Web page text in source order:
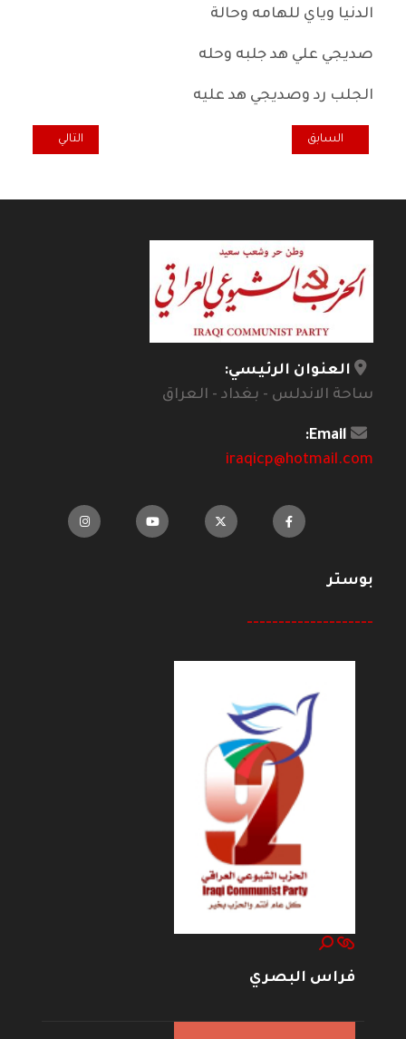
الدنيا وياي للهامه وحالة
صديجي علي هد جلبه وحله
الجلب رد وصديجي هد عليه
المقال السابق: عرض كتاب.. مصباح كمال والبحث عن دور اليهود
السابق المقال التالي:
التالي
العنوان الرئيسي:
ساحة الاندلس - بغداد - العراق
Email:
iraqicp@hotmail.com
بوستر
--------------------
فراس البصري